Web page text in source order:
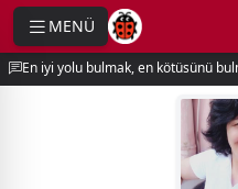
MENÜ
menu